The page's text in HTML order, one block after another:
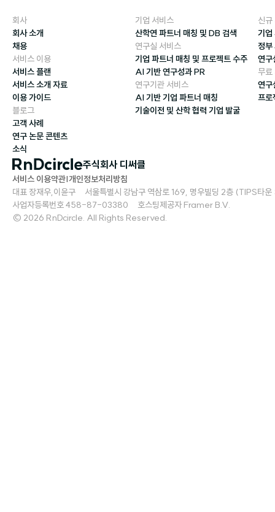
회사
회사 소개
채용
서비스 이용
서비스 플랜
서비스 소개 자료
이용 가이드
블로그
고객 사례
연구 논문 콘텐츠
소식
기업 서비스
산학연 파트너 매칭 및 DB 검색
연구실 서비스
기업 파트너 매칭 및 프로젝트 수주
AI 기반 연구성과 PR
연구기관 서비스
AI 기반 기업 파트너 매칭
기술이전 및 산학 협력 기업 발굴
신규
기업
정부
연구
무료
연구
프로
주식회사 디써클
서비스 이용약관|개인정보처리방침
대표 장재우,이윤구     서울특별시 강남구 역삼로 169, 명우빌딩 2층
사업자등록번호 458-87-03380     호스팅제공자 Framer B.V.
© 2026 RnDcircle. All Rights Reserved.